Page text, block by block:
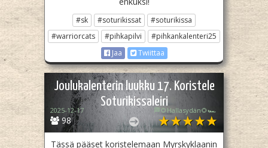
#sk #soturikissat
#soturikissa
#warriorcats
#pihkapilvi
#pihkankalenteri25
Jaa
Twiittaa
Joulukalenterin luukku 17. Koristele
Soturikissaleiri
98
2025-12-17 🏁🌻Hallasydän🌻🏎️
Tässä pääset koristelemaan Myrskyklaanin